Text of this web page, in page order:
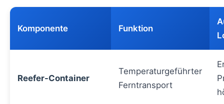
Komponente Funktion
Reefer-Container
Temperaturgeführter
Ferntransport